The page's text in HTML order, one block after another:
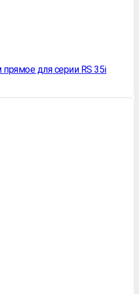
для серии RS 35i